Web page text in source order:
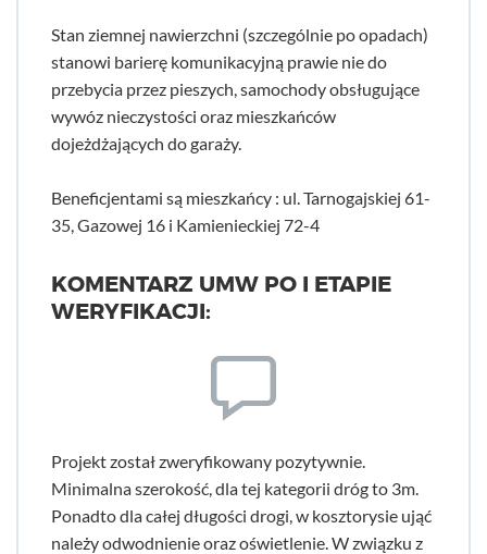
Stan ziemnej nawierzchni (szczególnie po opadach)
stanowi barierę komunikacyjną prawie nie do
przebycia przez pieszych, samochody obsługujące
wywóz nieczystości oraz mieszkańców
dojeżdżających do garaży.
Beneficjentami są mieszkańcy : ul. Tarnogajskiej 61-
35, Gazowej 16 i Kamienieckiej 72-4
KOMENTARZ UMW PO I ETAPIE
WERYFIKACJI:
Projekt został zweryfikowany pozytywnie.
Minimalna szerokość, dla tej kategorii dróg to 3m.
Ponadto dla całej długości drogi, w kosztorysie ująć
należy odwodnienie oraz oświetlenie. W związku z